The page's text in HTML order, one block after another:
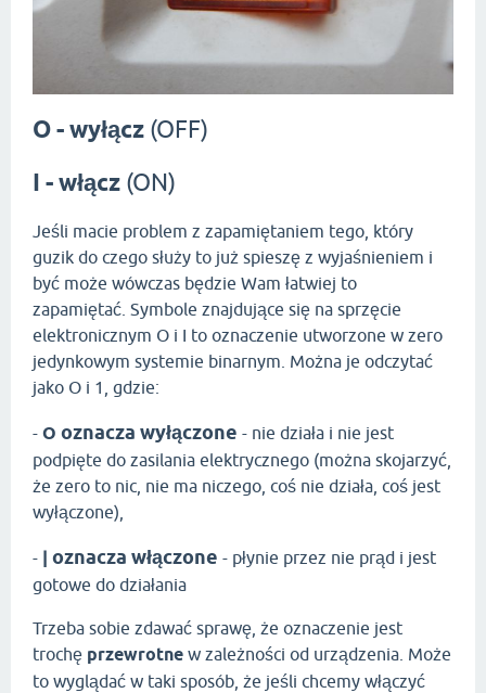
O - wyłącz (OFF)
I - włącz (ON)
Jeśli macie problem z zapamiętaniem tego, który
guzik do czego służy to już spieszę z wyjaśnieniem i
być może wówczas będzie Wam łatwiej to
zapamiętać. Symbole znajdujące się na sprzęcie
elektronicznym O i I to oznaczenie utworzone w zero
jedynkowym systemie binarnym. Można je odczytać
jako O i 1, gdzie:
- O oznacza wyłączone - nie działa i nie jest
podpięte do zasilania elektrycznego (można skojarzyć,
że zero to nic, nie ma niczego, coś nie działa, coś jest
wyłączone),
- oznacza włączone - płynie przez nie prąd i jest
gotowe do działania
Trzeba sobie zdawać sprawę, że oznaczenie jest
trochę przewrotne w zależności od urządzenia. Może
to wyglądać w taki sposób, że jeśli chcemy włączyć